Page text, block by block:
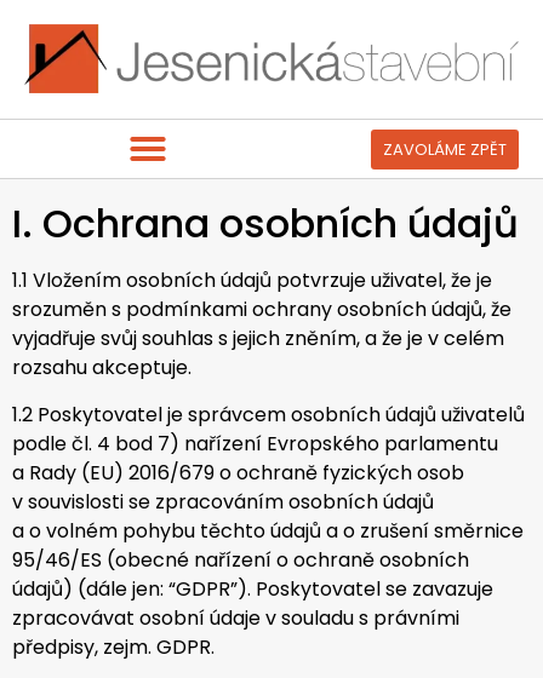
ZAVOLÁME ZPĚT
I. Ochrana osobních údajů
1.1 Vložením osobních údajů potvrzuje uživatel, že je
srozuměn s podmínkami ochrany osobních údajů, že
vyjadřuje svůj souhlas s jejich zněním, a že je v celém
rozsahu akceptuje.
1.2 Poskytovatel je správcem osobních údajů uživatelů
podle čl. 4 bod 7) nařízení Evropského parlamentu
a Rady (EU) 2016/679 o ochraně fyzických osob
v souvislosti se zpracováním osobních údajů
a o volném pohybu těchto údajů a o zrušení směrnice
95/46/ES (obecné nařízení o ochraně osobních
údajů) (dále jen: “GDPR”). Poskytovatel se zavazuje
zpracovávat osobní údaje v souladu s právními
předpisy, zejm. GDPR.